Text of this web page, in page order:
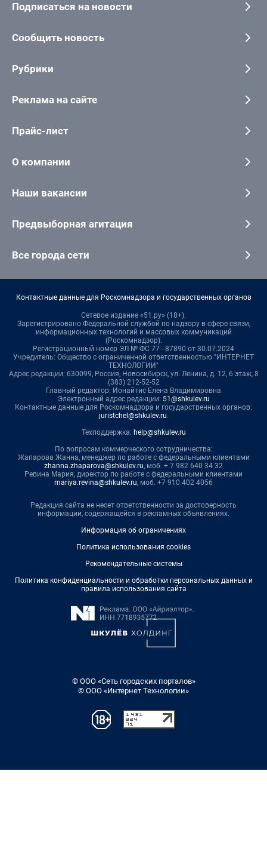
Подписаться на новости
Сообщить новость
Рубрики
Реклама на сайте
Прайс-лист
О компании
Наши вакансии
Предвыборная агитация
Все города сети
Контактные данные для Роскомнадзора и государственных органов
Сетевое издание «51.ру» (18+).
Зарегистрировано Федеральной службой по надзору в сфере связи,
информационных технологий и массовых коммуникаций
(Роскомнадзор).
Регистрационный номер ЭЛ № ФС 77 - 87890 от 30.07.2024
Учредитель: Общество с ограниченной ответственностью "ИНТЕРНЕТ
ТЕХНОЛОГИИ"
Адрес редакции: 630099, Россия, Новосибирск, ул. Ленина, д. 12, 6 этаж, 8
(383) 212-52-52
Главный редактор: Ионайтис Елена Владимировна
Электронный адрес редакции: 51@shkulev.ru
Контактные данные для Роскомнадзора и государственных органов:
juristchel@shkulev.ru.
Техподдержка: help@shkulev.ru
По вопросам коммерческого сотрудничества:
Жапарова Жанна, менеджер по работе с федеральными клиентами
zhanna.zhaparova@shkulev.ru, моб. + 7 982 640 34 32
Ревина Мария, директор по работе с федеральными клиентами
mariya.revina@shkulev.ru, моб. +7 910 402 4056
Редакция сайта не несет ответственности за достоверность
информации, содержащейся в рекламных объявлениях.
Информация об ограничениях
Политика использования cookies
Рекомендательные системы
Политика конфиденциальности и обработки персональных данных и
правила использования сайта
© ООО «Сеть городских порталов»
© ООО «Интернет Технологии»